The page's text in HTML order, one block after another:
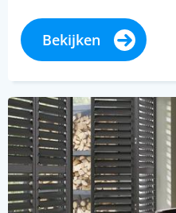
Bekijken